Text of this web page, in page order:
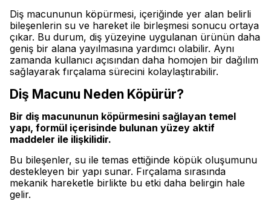
Diş macununun köpürmesi, içeriğinde yer alan belirli
bileşenlerin su ve hareket ile birleşmesi sonucu ortaya
çıkar. Bu durum, diş yüzeyine uygulanan ürünün daha
geniş bir alana yayılmasına yardımcı olabilir. Aynı
zamanda kullanıcı açısından daha homojen bir dağılım
sağlayarak fırçalama sürecini kolaylaştırabilir.
Diş Macunu Neden Köpürür?
Bir diş macununun köpürmesini sağlayan temel
yapı, formül içerisinde bulunan yüzey aktif
maddeler ile ilişkilidir.
Bu bileşenler, su ile temas ettiğinde köpük oluşumunu
destekleyen bir yapı sunar. Fırçalama sırasında
mekanik hareketle birlikte bu etki daha belirgin hale
gelir.